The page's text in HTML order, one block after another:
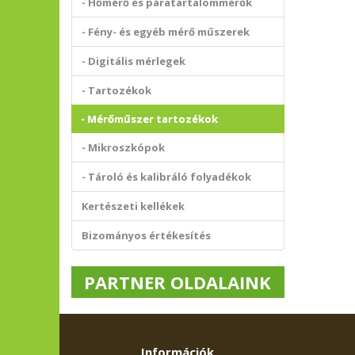
- Fény- és egyéb mérő műszerek
- Digitális mérlegek
- Tartozékok
- Mérőműszer tartozékok
- Mikroszkópok
- Tároló és kalibráló folyadékok
Kertészeti kellékek
Bizományos értékesítés
PARTNER OLDALAINK
Információk